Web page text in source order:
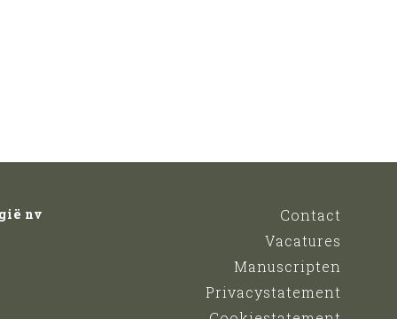
nv
Contact
Vacatures
Manuscripten
Privacystatement